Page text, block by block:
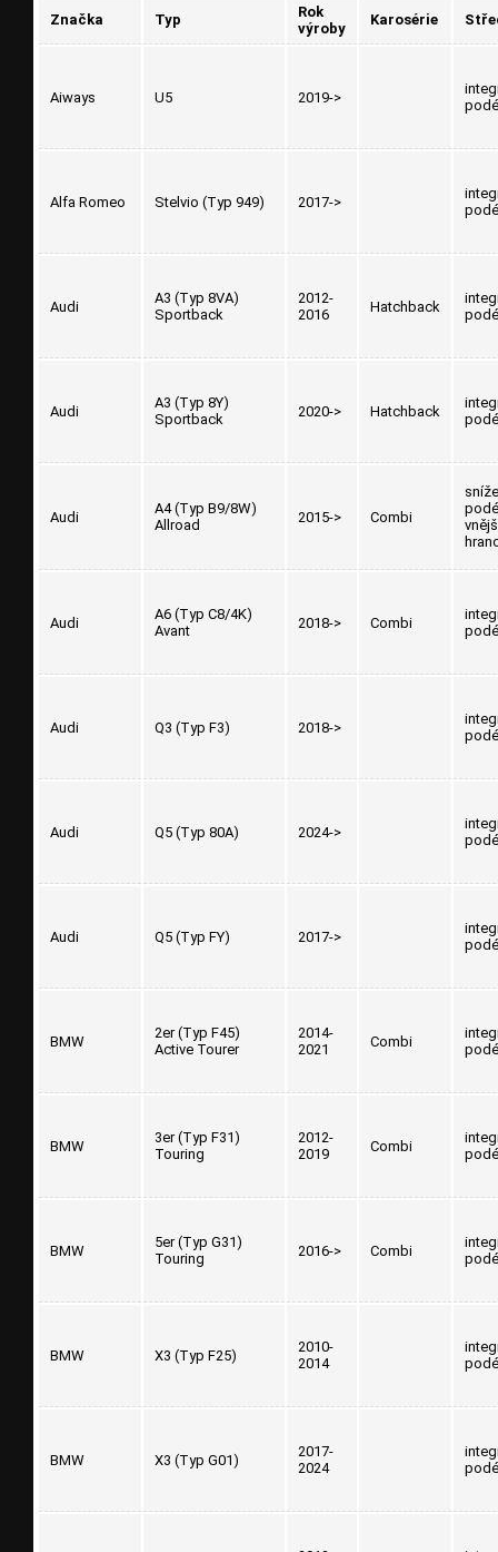
Značka Typ
Rok
výroby
Karosérie
Aiways U5 2019->
Alfa Romeo Stelvio (Typ 949) 2017->
Audi
A3 (Typ 8VA)
Sportback
2012-
2016
Hatchback
Audi
A3 (Typ 8Y)
Sportback
2020-> Hatchback
Audi
A4 (Typ B9/8W)
Allroad
2015-> Combi
Audi
A6 (Typ C8/4K)
Avant
2018-> Combi
Audi Q3 (Typ F3) 2018->
Audi Q5 (Typ 80A) 2024->
Audi Q5 (Typ FY) 2017->
BMW
2er (Typ F45)
Active Tourer
2014-
2021
Combi
BMW
3er (Typ F31)
Touring
2012-
2019
Combi
BMW
5er (Typ G31)
Touring
2016-> Combi
BMW X3 (Typ F25)
2010-
2014
BMW X3 (Typ G01)
2017-
2024